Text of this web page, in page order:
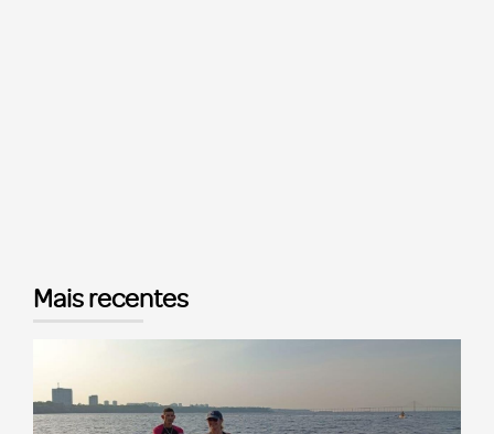
Mais recentes